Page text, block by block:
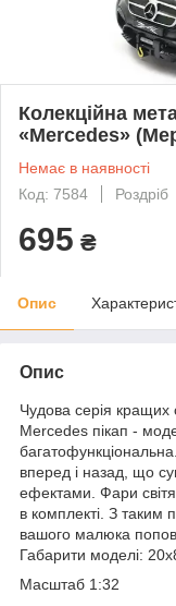
Колекційна
«Mercedes»
Немає в наявності
Код: 7584
Роздріб
695 ₴
Опис
Опис
Чудова серія кращих
Mercedes пікап -
вперед і назад, що
ефектами. Фари
в комплекті. З таким
вашого малюка
Габарити моделі:
Масштаб 1:32